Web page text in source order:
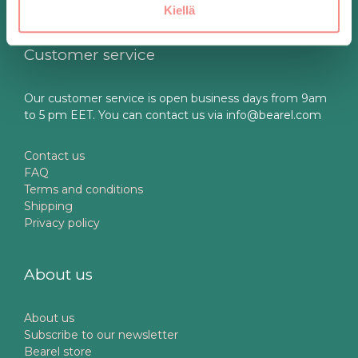
Kiellä
Customer service
Our customer service is open business days from 9am
to 5 pm EET. You can contact us via info@bearel.com
Contact us
FAQ
Terms and conditions
Shipping
Privacy policy
About us
About us
Subscribe to our newsletter
Bearel store